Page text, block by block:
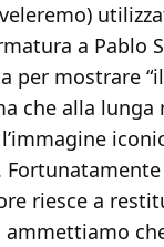
a Pablo
per mostrare
che alla lunga
riesce a
ammettiamo